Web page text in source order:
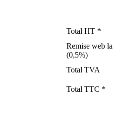
Total HT *
Remise web
(0,5%)
Total TVA
Total TTC *